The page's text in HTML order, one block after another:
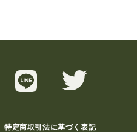
特定商取引法に基づく表記